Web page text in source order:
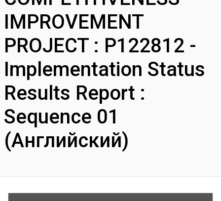
IMPROVEMENT
PROJECT : P122812 -
Implementation Status
Results Report :
Sequence 01
(Английский)